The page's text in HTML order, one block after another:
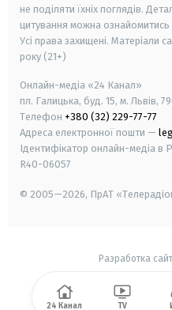
не поділяти їхніх поглядів.
цитування можна ознайомитись
Усі права захищені. Матеріали
року (21+)
Онлайн-медіа «24 Канал»
пл. Галицька, буд. 15, м. Львів,
Телефон +380 (32) 229-77-77
Адреса електронної пошти —
Ідентифікатор онлайн-медіа в
R40-06057
© 2005—2026, ПрАТ
Разработка
24 Канал TV